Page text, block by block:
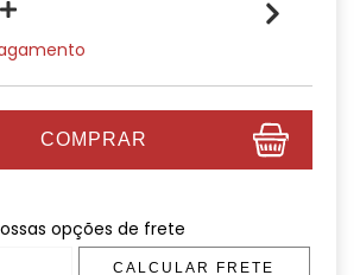
opções de frete
CALCULAR FRETE